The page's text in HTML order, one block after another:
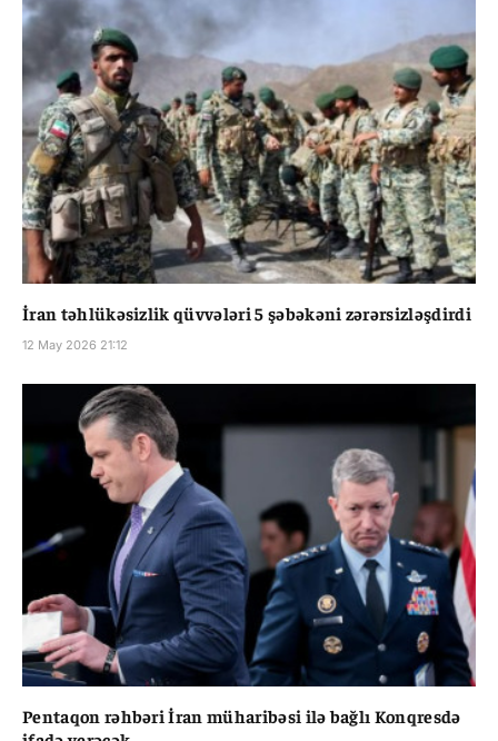
İran təhlükəsizlik qüvvələri 5 şəbəkəni zərərsizləşdirdi
12 May 2026 21:12
Pentaqon rəhbəri İran müharibəsi ilə bağlı Konqresdə